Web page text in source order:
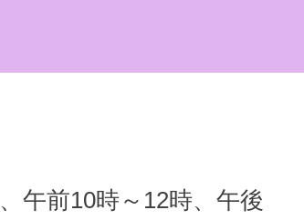
午前10時～12時、午後